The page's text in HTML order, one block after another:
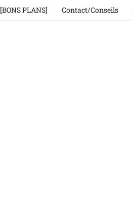
[BONS PLANS] Contact/Conseils